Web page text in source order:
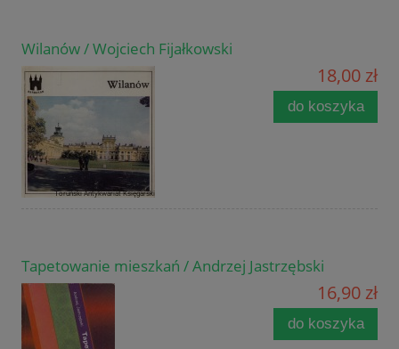
Wilanów / Wojciech Fijałkowski
18,00 zł
do koszyka
Tapetowanie mieszkań / Andrzej Jastrzębski
16,90 zł
do koszyka